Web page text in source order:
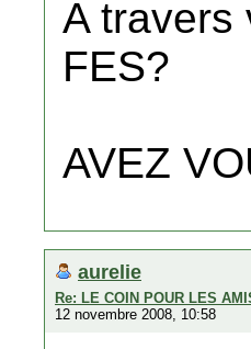
A travers
FES?
AVEZ
aurelie
Re: LE COIN POUR LES
12 novembre 2008, 10:58